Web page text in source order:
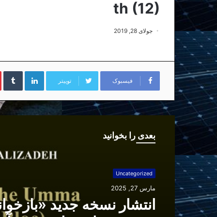
th (12)
جولای 28, 2019
فیسبوک توییتر
لینکداین
بعدی را بخوانید
Uncategorized
مارس 27, 2025
انتشار نسخه جدید